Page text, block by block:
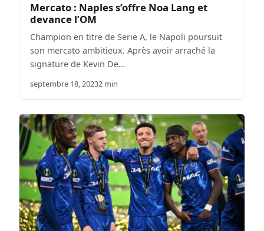
Mercato : Naples s’offre Noa Lang et
devance l’OM
Champion en titre de Serie A, le Napoli poursuit
son mercato ambitieux. Après avoir arraché la
signature de Kevin De…
septembre 18, 20232 min